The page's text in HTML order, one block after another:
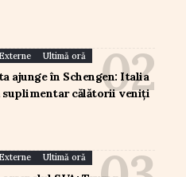
Externe Ultimă oră
ajunge în Schengen: Italia
suplimentar călătorii veniți
Externe Ultimă oră